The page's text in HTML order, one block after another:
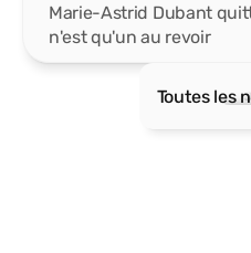
Marie-Astrid Dubant
n'est qu'un au revoir
Toutes les